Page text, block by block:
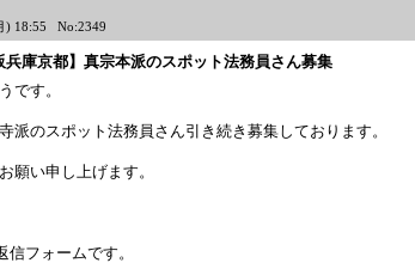
) 18:55 No:2349
庫京都】真宗本派のスポット法務員さん募集
です。
派のスポット法務員さん引き続き募集しております。
願い申し上げます。
信フォームです。